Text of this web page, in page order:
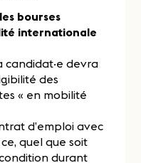
bourses
internationale
candidat·e devra
des
« en mobilité
d’emploi avec
quel que soit
durant